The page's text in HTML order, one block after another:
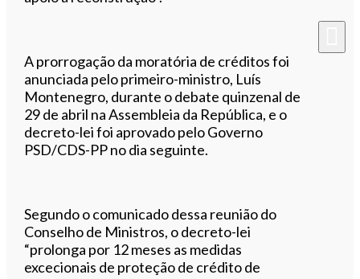
A prorrogação da moratória de créditos foi
anunciada pelo primeiro-ministro, Luís
Montenegro, durante o debate quinzenal de
29 de abril na Assembleia da República, e o
decreto-lei foi aprovado pelo Governo
PSD/CDS-PP no dia seguinte.
Segundo o comunicado dessa reunião do
Conselho de Ministros, o decreto-lei
“prolonga por 12 meses as medidas
excecionais de proteção de crédito de